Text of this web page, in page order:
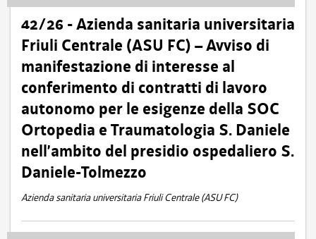
42/26 - Azienda sanitaria universitaria
Friuli Centrale (ASU FC) – Avviso di
manifestazione di interesse al
conferimento di contratti di lavoro
autonomo per le esigenze della SOC
Ortopedia e Traumatologia S. Daniele
nell’ambito del presidio ospedaliero S.
Daniele-Tolmezzo
Azienda sanitaria universitaria Friuli Centrale (ASU FC)